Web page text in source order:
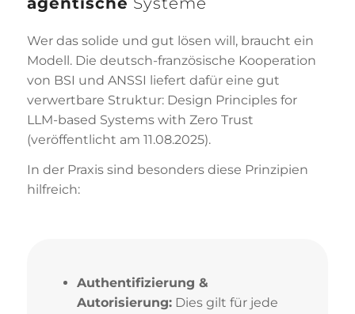
Wer das solide und gut lösen will, braucht ein
Modell. Die deutsch-französische Kooperation
von BSI und ANSSI liefert dafür eine gut
verwertbare Struktur: Design Principles for
LLM-based Systems with Zero Trust
(veröffentlicht am 11.08.2025).
In der Praxis sind besonders diese Prinzipien
hilfreich:
Authentifizierung &
Autorisierung:Dies gilt für jede